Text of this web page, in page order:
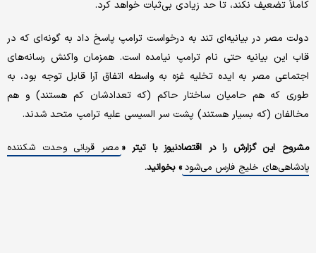
کاملاً تضعیف نکند، تا حد زیادی بی‌ثبات خواهد کرد.
دولت مصر در بیانیه‌ای تند به درخواست ترامپ پاسخ داد به گونه‌ای که در
قاب این بیانیه حتی نام ترامپ نیامده است. همزمان واکنش رسانه‌های
اجتماعی مصر به‌ ایده تخلیه غزه به واسطه اتفاق آرا قابل توجه بود، به
طوری که هم حامیان ساختار حاکم (که تعدادشان کم هستند) و هم
مخالفان (که بسیار هستند) پشت سر السیسی علیه ترامپ متحد شدند.
مشروح این گزارش را در اقتصادنیوز با تیتر « مصر قربانی وحدت شکننده
پادشاهی‌های خلیج فارس می‌شود » بخوانید.